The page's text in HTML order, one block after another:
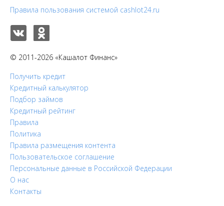
Правила пользования системой cashlot24.ru
© 2011-2026 «Кашалот Финанс»
Получить кредит
Кредитный калькулятор
Подбор займов
Кредитный рейтинг
Правила
Политика
Правила размещения контента
Пользовательское соглашение
Персональные данные в Российской Федерации
О нас
Контакты